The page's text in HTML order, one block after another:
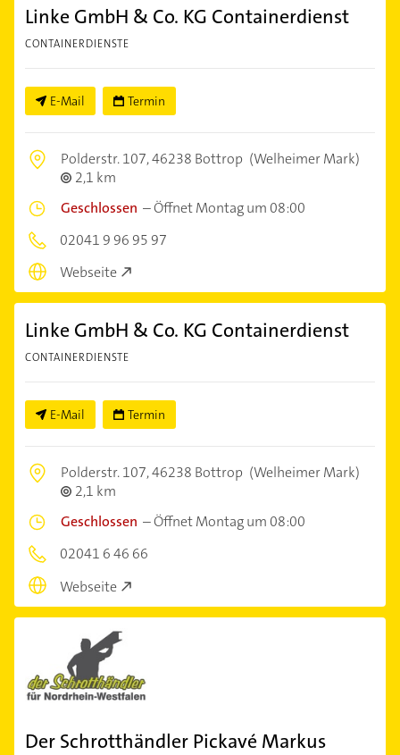
Linke GmbH & Co. KG Containerdienst
CONTAINERDIENSTE
E-Mail Termin
Polderstr. 107,46238 Bottrop (Welheimer Mark)
2,1 km
Geschlossen –Öffnet Montag um 08:00
02041 9 96 95 97
Webseite
Linke GmbH & Co. KG Containerdienst
CONTAINERDIENSTE
E-Mail Termin
Polderstr. 107,46238 Bottrop (Welheimer Mark)
2,1 km
Geschlossen –Öffnet Montag um 08:00
02041 6 46 66
Webseite
Der Schrotthändler Pickavé Markus